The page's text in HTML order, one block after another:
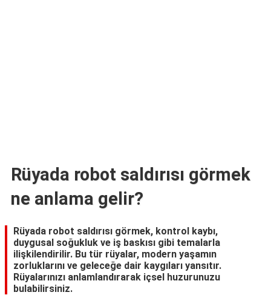
Rüyada robot saldırısı görmek
ne anlama gelir?
Rüyada robot saldırısı görmek, kontrol kaybı,
duygusal soğukluk ve iş baskısı gibi temalarla
ilişkilendirilir. Bu tür rüyalar, modern yaşamın
zorluklarını ve geleceğe dair kaygıları yansıtır.
Rüyalarınızı anlamlandırarak içsel huzurunuzu
bulabilirsiniz.